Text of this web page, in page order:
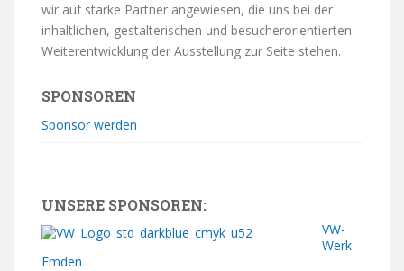
wir auf starke Partner angewiesen, die uns bei der
inhaltlichen, gestalterischen und besucherorientierten
Weiterentwicklung der Ausstellung zur Seite stehen.
SPONSOREN
Sponsor werden
UNSERE SPONSOREN:
VW-
Werk
Emden